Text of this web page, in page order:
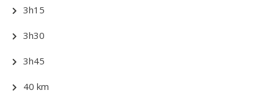
3h15
3h30
3h45
40 km